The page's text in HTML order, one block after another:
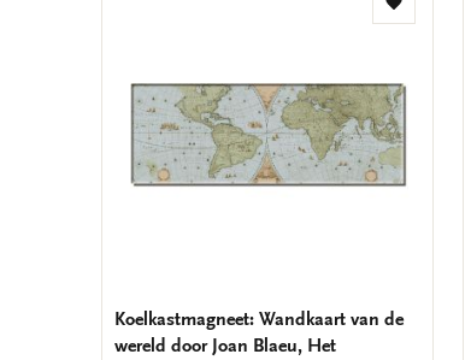
Toevoegen
Koelkastmagneet: Wandkaart van de
wereld door Joan Blaeu, Het